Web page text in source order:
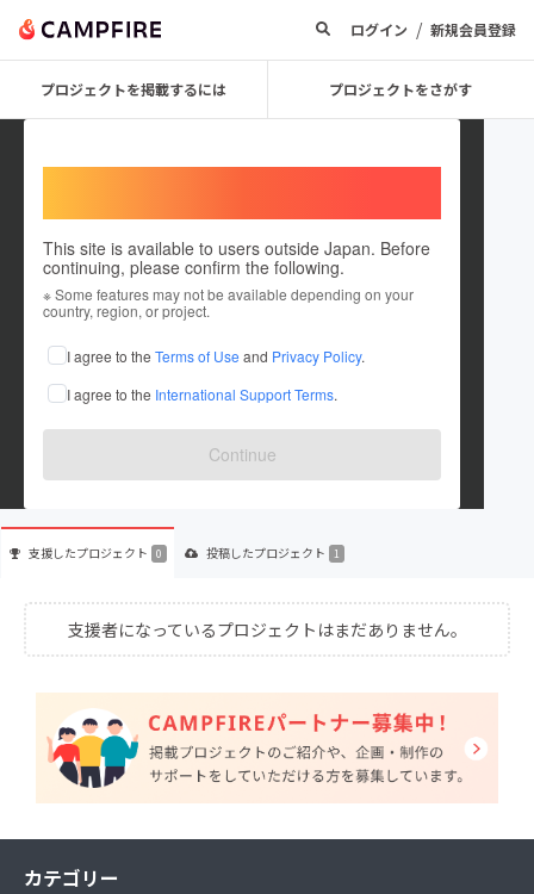
ログイン / 新規会員登録
プロジェクトを掲載するには プロジェクトをさがす
This site is available to users outside Japan. Before
continuing, please confirm the following.
※ Some features may not be available depending on your
country, region, or project.
I agree to the Terms of Use and Privacy Policy.
I agree to the International Support Terms.
Continue
sencorp
これまでに1件のプロジェクトを投稿しています
在住国：未設定
出身国：未設定
支援したプロジェクト 0 投稿したプロジェクト 1
支援者になっているプロジェクトはまだありません。
カテゴリー